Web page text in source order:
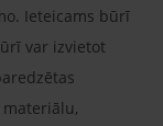
Ieteicams būrī
var izvietot